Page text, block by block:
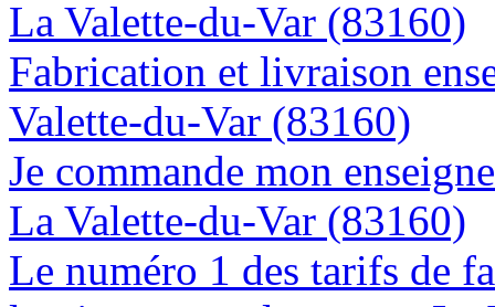
La Valette-du-Var (83160)
Fabrication et livraison
Valette-du-Var (83160)
Je commande mon
La Valette-du-Var (83160)
Le numéro 1 des tarifs de